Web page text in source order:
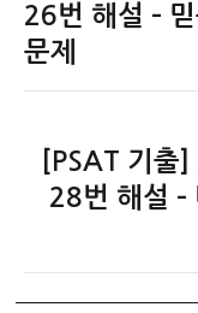
색
전
글:
26번 해설 –
문제
[PSAT 기출
28번 해설 –